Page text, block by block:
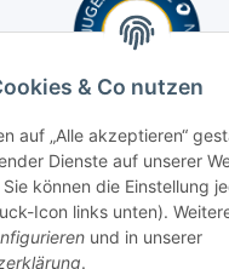
& Co nutzen
auf „Alle akzeptieren“
Dienste auf unserer
können die Einstellung
Icon links unten).
und in unserer
.